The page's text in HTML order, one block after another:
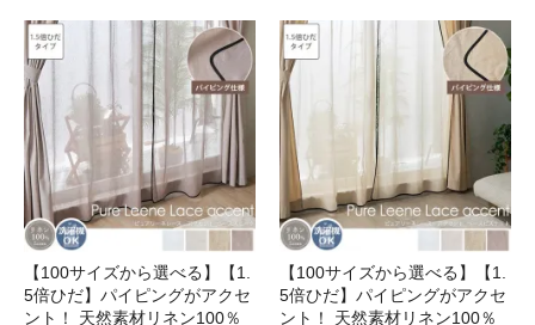
【100サイズから選べる】【1.
5倍ひだ】パイピングがアクセ
ント！ 天然素材リネン100％
【100サイズから選べる】【1.
5倍ひだ】パイピングがアクセ
ント！ 天然素材リネン100％